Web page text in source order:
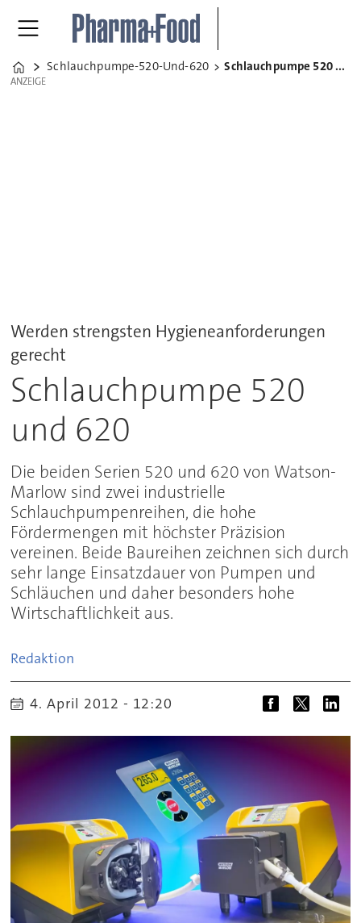
Home
Schlauchpumpe-520-Und-620 Schlauchpumpe 520 und 620
ANZEIGE
ANZEIGE
Werden strengsten Hygieneanforderungen
gerecht
Schlauchpumpe 520
und 620
Die beiden Serien 520 und 620 von Watson-
Marlow sind zwei industrielle
Schlauchpumpenreihen, die hohe
Fördermengen mit höchster Präzision
vereinen. Beide Baureihen zeichnen sich durch
sehr lange Einsatzdauer von Pumpen und
Schläuchen und daher besonders hohe
Wirtschaftlichkeit aus.
Redaktion
4. April 2012 - 12:20